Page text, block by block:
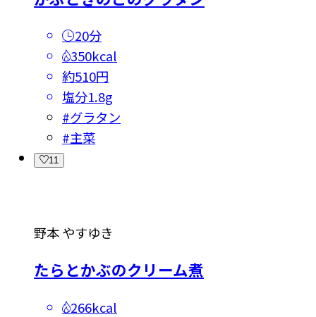
20分
350kcal
約510円
塩分1.8g
#グラタン
#主菜
11
野本 やすゆき
たらとかぶのクリーム煮
266kcal